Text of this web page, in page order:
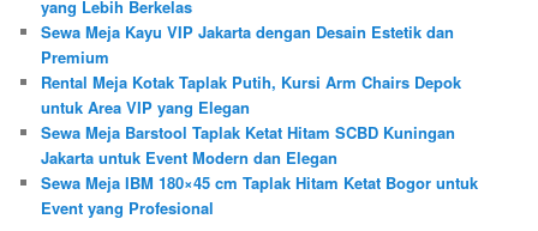
yang Lebih Berkelas
Sewa Meja Kayu VIP Jakarta dengan Desain Estetik dan
Premium
Rental Meja Kotak Taplak Putih, Kursi Arm Chairs Depok
untuk Area VIP yang Elegan
Sewa Meja Barstool Taplak Ketat Hitam SCBD Kuningan
Jakarta untuk Event Modern dan Elegan
Sewa Meja IBM 180×45 cm Taplak Hitam Ketat Bogor untuk
Event yang Profesional